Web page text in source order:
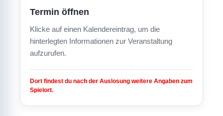
Termin öffnen
Klicke auf einen Kalendereintrag, um die
hinterlegten Informationen zur Veranstaltung
aufzurufen.
Dort findest du nach der Auslosung weitere Angaben zum
Spielort.